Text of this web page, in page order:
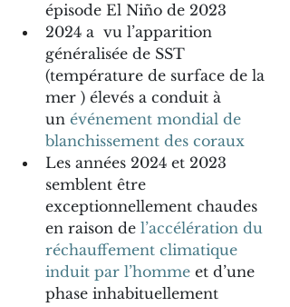
épisode El Niño de 2023
2024 a  vu l’apparition
généralisée de SST
(température de surface de la
mer ) élevés a conduit à
un événement mondial de
blanchissement des coraux
Les années 2024 et 2023
semblent être
exceptionnellement chaudes
en raison de l’accélération du
réchauffement climatique
induit par l’homme et d’une
phase inhabituellement